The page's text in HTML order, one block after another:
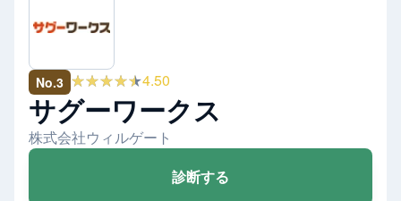
No.3 ★★★★★4.50
サグーワークス
株式会社ウィルゲート
診断する